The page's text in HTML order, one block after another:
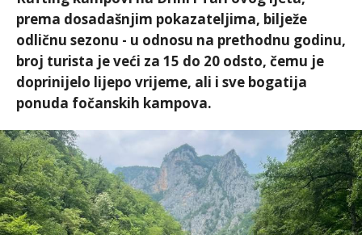
prema dosadašnjim pokazateljima, bilježe
odličnu sezonu - u odnosu na prethodnu godinu,
broj turista je veći za 15 do 20 odsto, čemu je
doprinijelo lijepo vrijeme, ali i sve bogatija
ponuda fočanskih kampova.